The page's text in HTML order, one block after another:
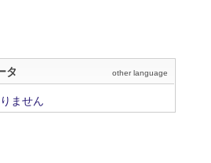
タ other language
ません